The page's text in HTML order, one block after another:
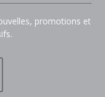
promotions et